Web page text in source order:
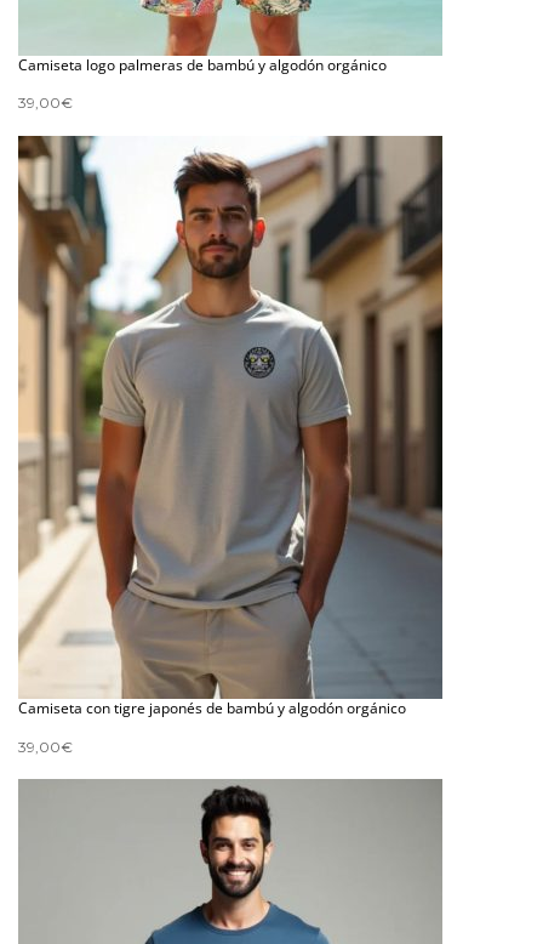
Camiseta logo palmeras de bambú y algodón orgánico
39,00€
Camiseta con tigre japonés de bambú y algodón orgánico
39,00€